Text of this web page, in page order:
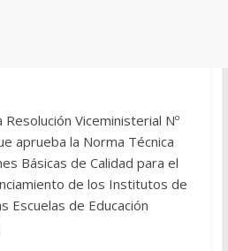
Resolución Viceministerial Nº
aprueba la Norma Técnica
Básicas de Calidad para el
de los Institutos de
Escuelas de Educación